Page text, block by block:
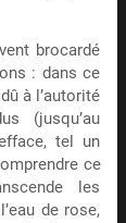
brocardé
: dans ce
à l’autorité
(jusqu’au
tel un
ce
les
de rose,